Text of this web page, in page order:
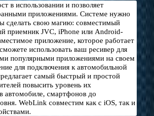
в использовании и позволяет
приложениями. Системе нужно
сделать свою магию: совместимый
приемник JVC, iPhone или Android-
приложение, которое работает
использовать ваш ресивер для
популярными приложениями на своем
для подключения к автомобильной
самый быстрый и простой
повысить уровень их
автомобиле, смартфонов до
WebLink совместим как с iOS, так и